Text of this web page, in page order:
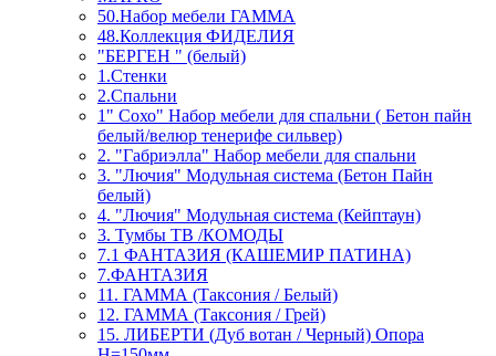
50.Набор мебели ГАММА
48.Коллекция ФИДЕЛИЯ
"БЕРГЕН " (белый)
1.Стенки
2.Спальни
1" Сохо" Набор мебели для спальни ( Бетон пайн
белый/велюр тенерифе сильвер)
2. "Габриэлла" Набор мебели для спальни
3. "Лючия" Модульная система (Бетон Пайн
белый)
4. "Лючия" Модульная система (Кейптаун)
3. Тумбы ТВ /КОМОДЫ
7.1 ФАНТАЗИЯ (КАШЕМИР ПАТИНА)
7.ФАНТАЗИЯ
11. ГАММА (Таксония / Белый)
12. ГАММА (Таксония / Грей)
15. ЛИБЕРТИ (Дуб вотан / Черный) Опора